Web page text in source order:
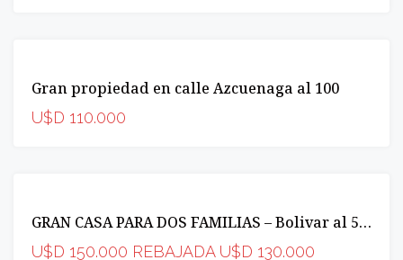
OPORTUNIDAD
Gran propiedad en calle Azcuenaga al 100
U$D 110.000
INCREIBLE
OPORTUNIDAD
GRAN CASA PARA DOS FAMILIAS – Bolivar al 500
U$D 150.000 REBAJADA U$D 130.000